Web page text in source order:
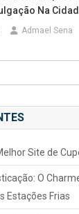
Na
Admael Sena
Site de
O
Estações Frias